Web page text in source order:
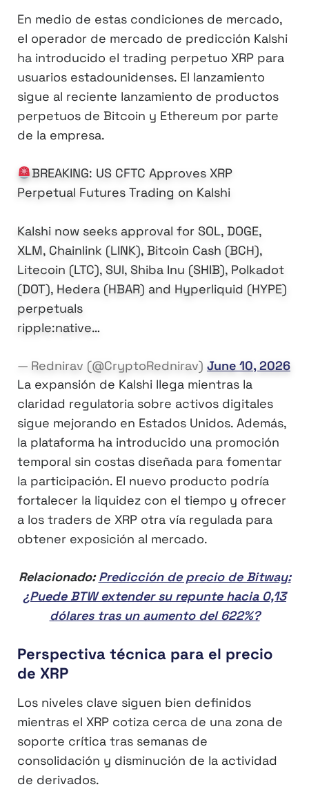
En medio de estas condiciones de mercado,
el operador de mercado de predicción Kalshi
ha introducido el trading perpetuo XRP para
usuarios estadounidenses. El lanzamiento
sigue al reciente lanzamiento de productos
perpetuos de Bitcoin y Ethereum por parte
de la empresa.
BREAKING: US CFTC Approves XRP
Perpetual Futures Trading on Kalshi
Kalshi now seeks approval for SOL, DOGE,
XLM, Chainlink (LINK), Bitcoin Cash (BCH),
Litecoin (LTC), SUI, Shiba Inu (SHIB), Polkadot
(DOT), Hedera (HBAR) and Hyperliquid (HYPE)
perpetuals
ripple:native…
— Rednirav (@CryptoRednirav) June 10, 2026
La expansión de Kalshi llega mientras la
claridad regulatoria sobre activos digitales
sigue mejorando en Estados Unidos. Además,
la plataforma ha introducido una promoción
temporal sin costas diseñada para fomentar
la participación. El nuevo producto podría
fortalecer la liquidez con el tiempo y ofrecer
a los traders de XRP otra vía regulada para
obtener exposición al mercado.
Relacionado:Predicción de precio de Bitway:
¿Puede BTW extender su repunte hacia 0,13
dólares tras un aumento del 622%?
Perspectiva técnica para el precio
de XRP
Los niveles clave siguen bien definidos
mientras el XRP cotiza cerca de una zona de
soporte crítica tras semanas de
consolidación y disminución de la actividad
de derivados.